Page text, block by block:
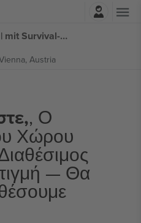
Überlebens-Training | 1 Tag | mit Survival-Guide εισιτήρια
Austria
, Ο
Χώρου
— Θα